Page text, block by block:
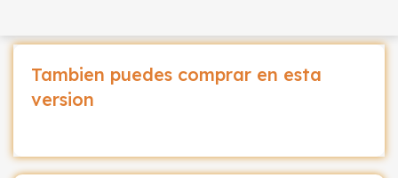
Tambien puedes comprar en esta
version